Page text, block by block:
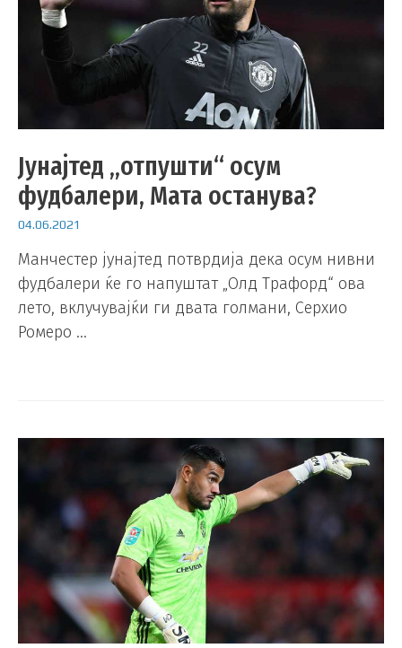
Јунајтед „отпушти“ осум
фудбалери, Мата останува?
04.06.2021
Манчестер јунајтед потврдија дека осум нивни
фудбалери ќе го напуштат „Олд Трафорд“ ова
лето, вклучувајќи ги двата голмани, Серхио
Ромеро …